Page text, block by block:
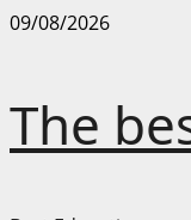
Skip
09/08/2026
The